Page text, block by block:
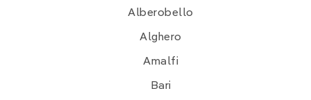
Alberobello
Alghero
Amalfi
Bari